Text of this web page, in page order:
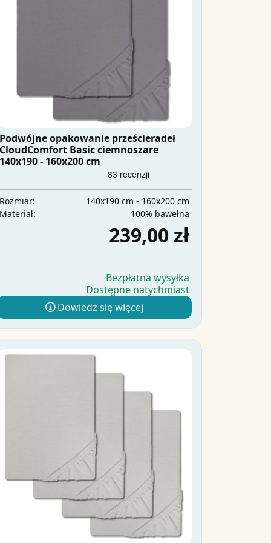
Podwójne opakowanie prześcieradeł
CloudComfort Basic ciemnoszare
140x190 - 160x200 cm
Rozmiar:
140x190 cm - 160x200 cm
Materiał:
100% bawełna
239,00 zł
Bezpłatna wysyłka
Dostępne natychmiast
Dowiedz się więcej